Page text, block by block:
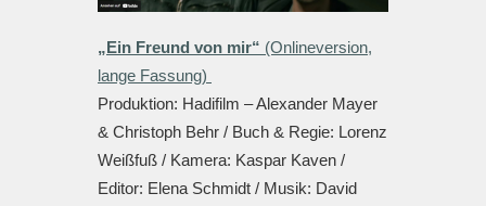
„Ein Freund von mir“ (Onlineversion,
lange Fassung)
Produktion: Hadifilm – Alexander Mayer
& Christoph Behr / Buch & Regie: Lorenz
Weißfuß / Kamera: Kaspar Kaven /
Editor: Elena Schmidt / Musik: David